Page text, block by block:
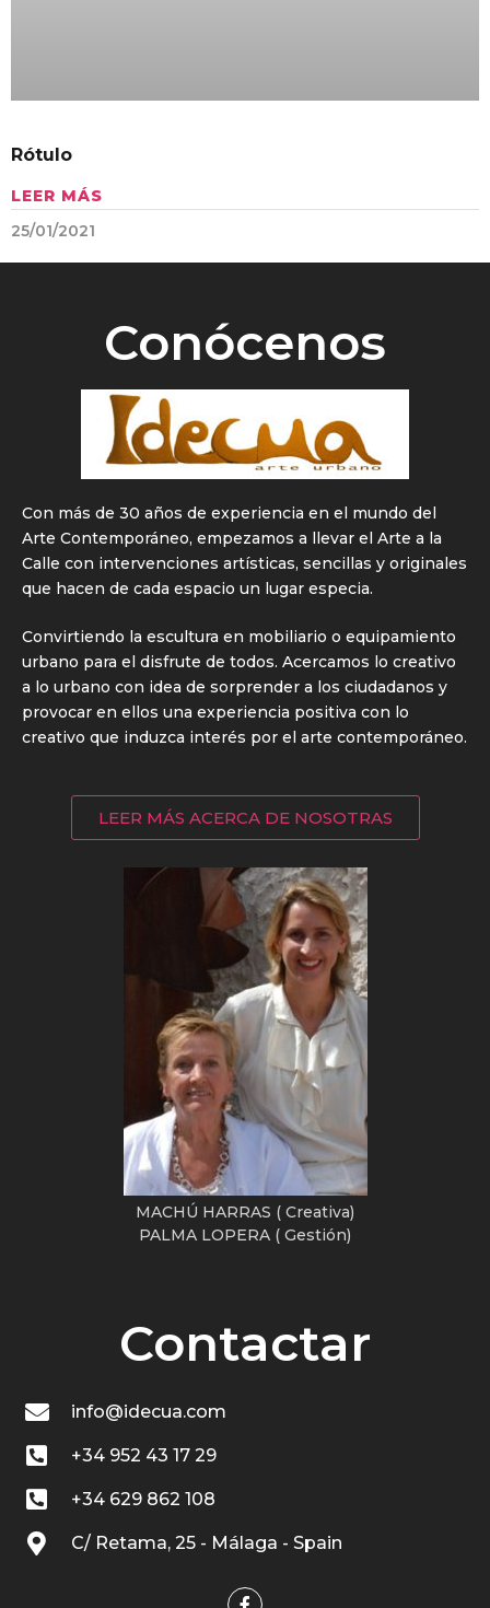
Rótulo
LEER MÁS
25/01/2021
Conócenos
Con más de 30 años de experiencia en el mundo del
Arte Contemporáneo, empezamos a llevar el Arte a la
Calle con intervenciones artísticas, sencillas y originales
que hacen de cada espacio un lugar especia.
Convirtiendo la escultura en mobiliario o equipamiento
urbano para el disfrute de todos. Acercamos lo creativo
a lo urbano con idea de sorprender a los ciudadanos y
provocar en ellos una experiencia positiva con lo
creativo que induzca interés por el arte contemporáneo.
LEER MÁS ACERCA DE NOSOTRAS
MACHÚ HARRAS ( Creativa)
PALMA LOPERA ( Gestión)
Contactar
info@idecua.com
+34 952 43 17 29
+34 629 862 108
C/ Retama, 25 - Málaga - Spain